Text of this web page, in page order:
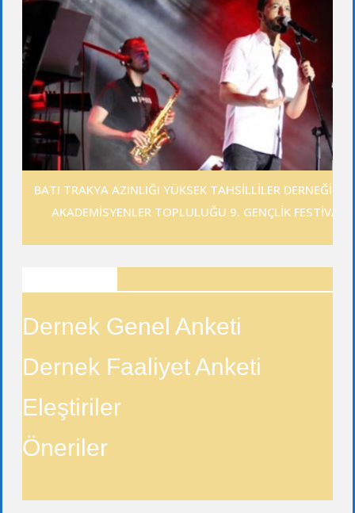
BATI TRAKYA AZINLIĞI YÜKSEK TAHSİLLİLER DERNEĞİ
AKADEMİSYENLER TOPLULUĞU 9. GENÇLİK FESTİVALİ
Dernek Genel Anketi
Dernek Faaliyet Anketi
Eleştiriler
Öneriler